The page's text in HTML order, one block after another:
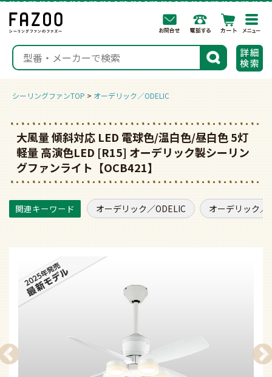
検索
シーリングファンTOP オーデリック／ODELIC
大風量 傾斜対応 LED 電球色/温白色/昼白色 5灯
軽量 高演色LED [R15] オーデリック製シーリン
グファンライト【OCB421】
オーデリック／ODELIC オーデリック／